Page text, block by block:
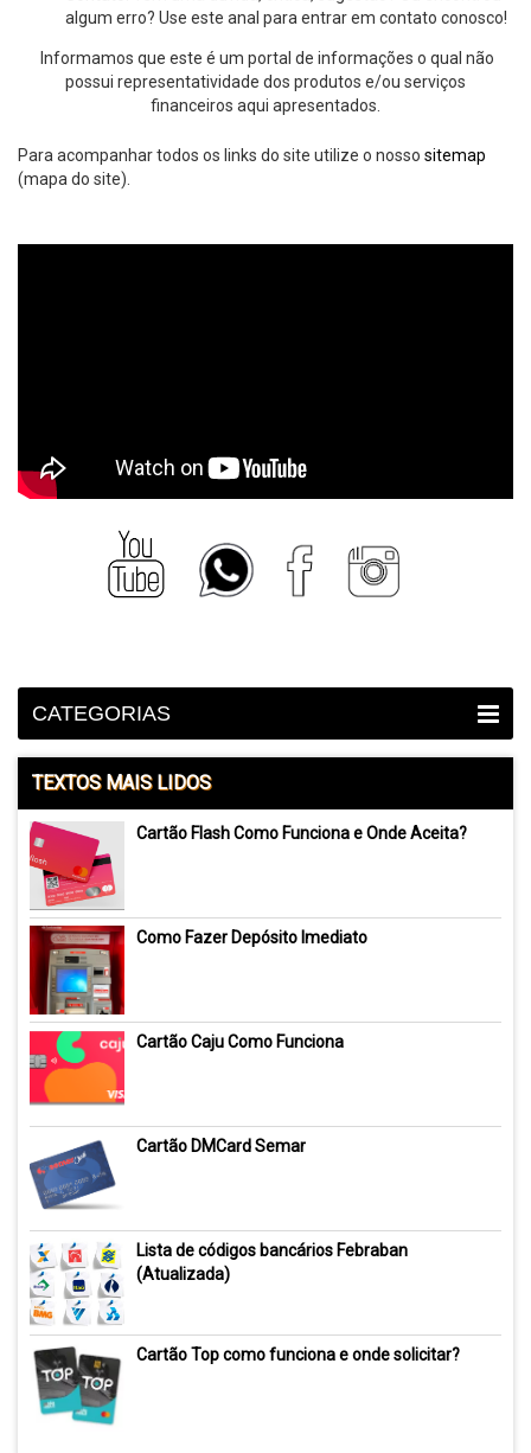
algum erro? Use este anal para entrar em contato conosco!
Informamos que este é um portal de informações o qual não
possui representatividade dos produtos e/ou serviços
financeiros aqui apresentados.
Para acompanhar todos os links do site utilize o nosso sitemap
(mapa do site).
CATEGORIAS
TEXTOS MAIS LIDOS
Cartão Flash Como Funciona e Onde Aceita?
Como Fazer Depósito Imediato
Cartão Caju Como Funciona
Cartão DMCard Semar
Lista de códigos bancários Febraban
(Atualizada)
Cartão Top como funciona e onde solicitar?